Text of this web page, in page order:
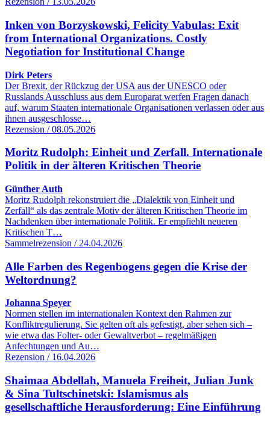
Inken von Borzyskowski, Felicity Vabulas: Exit
from International Organizations. Costly
Negotiation for Institutional Change
Dirk Peters
Der Brexit, der Rückzug der USA aus der UNESCO oder
Russlands Ausschluss aus dem Europarat werfen Fragen danach
auf, warum Staaten internationale Organisationen verlassen oder aus
ihnen ausgeschlosse…
Rezension / 08.05.2026
Moritz Rudolph: Einheit und Zerfall. Internationale
Politik in der älteren Kritischen Theorie
Günther Auth
Moritz Rudolph rekonstruiert die „Dialektik von Einheit und
Zerfall“ als das zentrale Motiv der älteren Kritischen Theorie im
Nachdenken über internationale Politik. Er empfiehlt neueren
Kritischen T…
Sammelrezension / 24.04.2026
Alle Farben des Regenbogens gegen die Krise der
Weltordnung?
Johanna Speyer
Normen stellen im internationalen Kontext den Rahmen zur
Konfliktregulierung. Sie gelten oft als gefestigt, aber sehen sich –
wie etwa das Folter- oder Gewaltverbot – regelmäßigen
Anfechtungen und Au…
Rezension / 16.04.2026
Shaimaa Abdellah, Manuela Freiheit, Julian Junk
& Sina Tultschinetski: Islamismus als
gesellschaftliche Herausforderung: Eine Einführung